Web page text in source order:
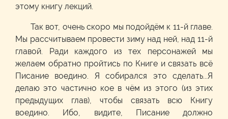
этому книгу лекций.
Так вот, очень скоро мы подойдём к 11-й главе.
Мы рассчитываем провести зиму над ней, над 11-й
главой. Ради каждого из тех персонажей мы
желаем обратно пройтись по Книге и связать всё
Писание воедино. Я собирался это сделать...Я
делаю это частично кое в чём из этого (из этих
предыдущих глав), чтобы связать всю Книгу
воедино. Ибо, видите, Писание должно